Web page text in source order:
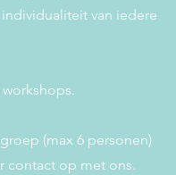
van iedere
(max 6 personen)
contact op met ons.